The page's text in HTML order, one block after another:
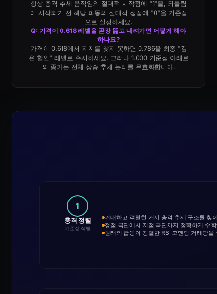
항상 충격 추세 움직임의 절대적 시작점에 "1"을, 되돌림
이 시작되기 전 해당 파동의 절대적 정점에 "0"을 기준점
으로 설정하세요.
Q: 가격이 0.618 레벨을 곧장 뚫고 내려가면 어떻게 해야
하나요?
가격이 0.618에서 지지를 찾지 못하면 0.786을 최종 "깊
은 할인" 레벨로 주시하세요. 그러나 1.000 기준점 아래로
의 종가는 전체 상승 추세 논리를 무효화합니다.
1
충격 정렬
기준점 식별
거대하고 격렬한 거시 충격 추세 구조를 찾
정점 극단에서 저점 극단까지 정확하게 수
원래의 급등이 강렬한 RSI 모멘텀 거래량을